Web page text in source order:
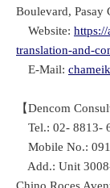
Boulevard, Pasay
Website:
translation-and-
E-Mail:
【Dencom
Tel.: 02-
Mobile No.:
Add.: Unit